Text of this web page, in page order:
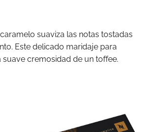
suaviza las notas tostadas
Este delicado maridaje para
cremosidad de un toffee.